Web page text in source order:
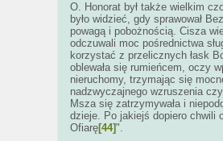
O. Honorat był także wielkim
było widzieć, gdy sprawował
powagą i pobożnością. Cisza
odczuwali moc pośrednictwa
korzystać z przelicznych łask
oblewała się rumieńcem, oczy
nieruchomy, trzymając się
nadzwyczajnego wzruszenia
Msza się zatrzymywała i
dzieje. Po jakiejś dopiero chwili
Ofiarę[44]".